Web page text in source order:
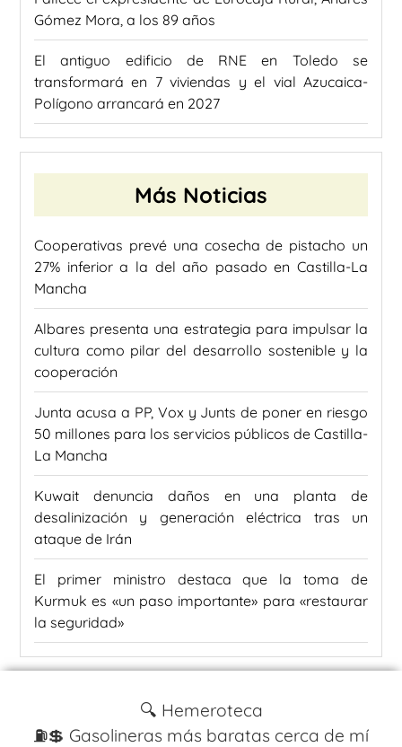
Gómez Mora, a los 89 años
El antiguo edificio de RNE en Toledo se
transformará en 7 viviendas y el vial Azucaica-
Polígono arrancará en 2027
Más Noticias
Cooperativas prevé una cosecha de pistacho un
27% inferior a la del año pasado en Castilla-La
Mancha
Albares presenta una estrategia para impulsar la
cultura como pilar del desarrollo sostenible y la
cooperación
Junta acusa a PP, Vox y Junts de poner en riesgo
50 millones para los servicios públicos de Castilla-
La Mancha
Kuwait denuncia daños en una planta de
desalinización y generación eléctrica tras un
ataque de Irán
El primer ministro destaca que la toma de
Kurmuk es «un paso importante» para «restaurar
la seguridad»
🔍 Hemeroteca
⛽️💲 Gasolineras más baratas cerca de mí